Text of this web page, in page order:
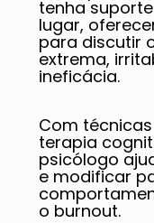
tenha
lugar,
para discutir
extrema,
ineficácia.
Com
terapia
psicólogo
e modificar
o burnout.